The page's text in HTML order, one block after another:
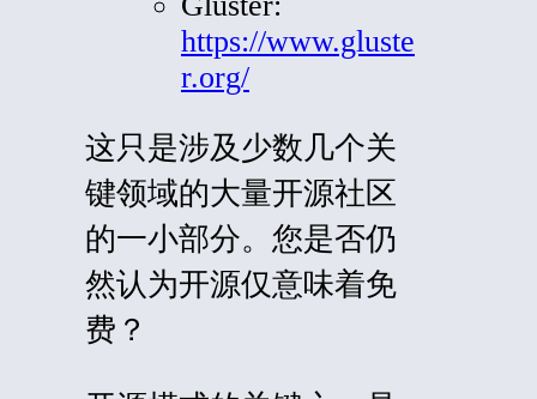
https://www.gluste
r.org/
这只是涉及少数几个关
键领域的大量开源社区
的一小部分。您是否仍
然认为开源仅意味着免
费？